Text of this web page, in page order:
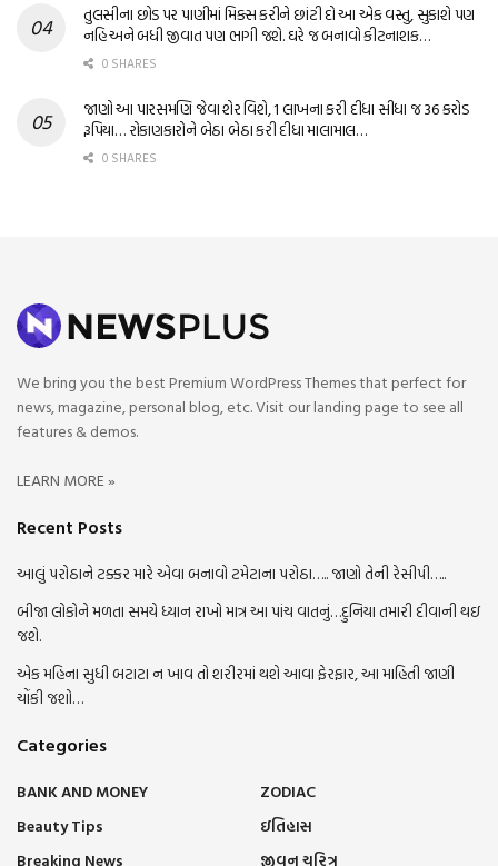
તુલસીના છોડ પર પાણીમાં મિક્સ કરીને છાંટી દો આ એક વસ્તુ, સુકાશે પણ
નહિ અને બધી જીવાત પણ ભાગી જશે. ઘરે જ બનાવો કીટનાશક…
0 SHARES
જાણો આ પારસમણિ જેવા શેર વિશે, 1 લાખના કરી દીધા સીધા જ 36 કરોડ
રૂપિયા… રોકાણકારોને બેઠા બેઠા કરી દીધા માલામાલ…
0 SHARES
We bring you the best Premium WordPress Themes that perfect for
news, magazine, personal blog, etc. Visit our landing page to see all
features & demos.
LEARN MORE »
Recent Posts
આલું પરોઠાને ટક્કર મારે એવા બનાવો ટમેટાના પરોઠા….. જાણો તેની રેસીપી…..
બીજા લોકોને મળતા સમયે ધ્યાન રાખો માત્ર આ પાંચ વાતનું…દુનિયા તમારી દીવાની થઇ
જશે.
એક મહિના સુધી બટાટા ન ખાવ તો શરીરમાં થશે આવા ફેરફાર, આ માહિતી જાણી
ચોંકી જશો…
Categories
BANK AND MONEY
Beauty Tips
Breaking News
ZODIAC
ઇતિહાસ
જીવન ચરિત્ર